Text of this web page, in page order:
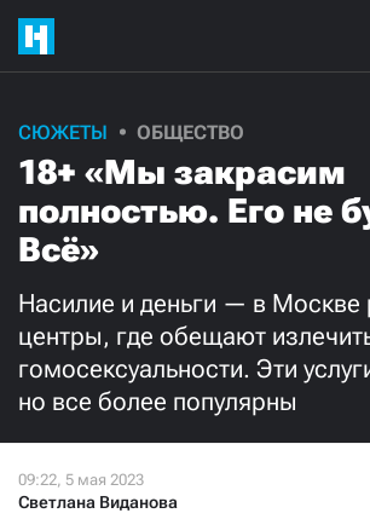
СЮЖЕТЫ ОБЩЕСТВО
18+ «Мы закрасим
полностью. Его не
Всё»
Насилие и деньги — в Москве
центры, где обещают
гомосексуальности. Эти
но все более популярны
Светлана Виданова
Поддержите
нашу
Ежемесячно
500
Нажимая кнопку «Стать соучастником»,
я принимаю условия